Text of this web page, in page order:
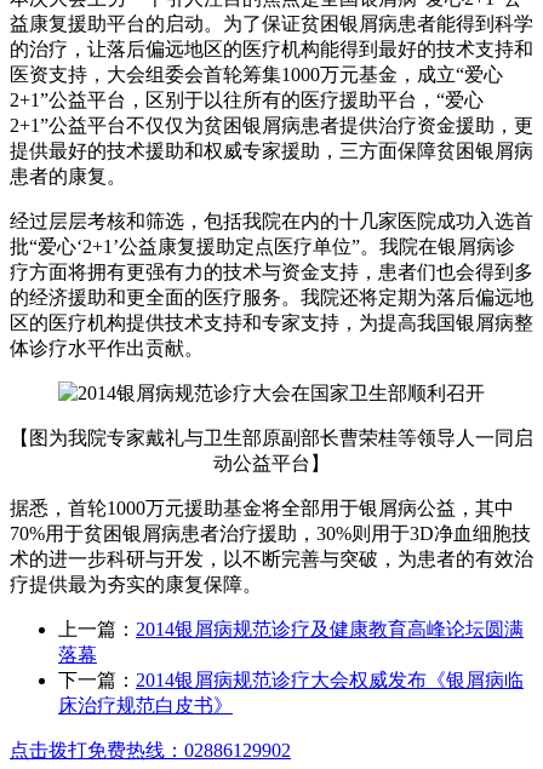
益康复援助平台的启动。为了保证贫困银屑病患者能得到科学
的治疗，让落后偏远地区的医疗机构能得到最好的技术支持和
医资支持，大会组委会首轮筹集1000万元基金，成立“爱心
2+1”公益平台，区别于以往所有的医疗援助平台，“爱心
2+1”公益平台不仅仅为贫困银屑病患者提供治疗资金援助，更
提供最好的技术援助和权威专家援助，三方面保障贫困银屑病
患者的康复。
经过层层考核和筛选，包括我院在内的十几家医院成功入选首
批“爱心‘2+1’公益康复援助定点医疗单位”。我院在银屑病诊
疗方面将拥有更强有力的技术与资金支持，患者们也会得到多
的经济援助和更全面的医疗服务。我院还将定期为落后偏远地
区的医疗机构提供技术支持和专家支持，为提高我国银屑病整
体诊疗水平作出贡献。
【图为我院专家戴礼与卫生部原副部长曹荣桂等领导人一同启
动公益平台】
据悉，首轮1000万元援助基金将全部用于银屑病公益，其中
70%用于贫困银屑病患者治疗援助，30%则用于3D净血细胞技
术的进一步科研与开发，以不断完善与突破，为患者的有效治
疗提供最为夯实的康复保障。
上一篇： 2014银屑病规范诊疗及健康教育高峰论坛圆满
落幕
下一篇： 2014银屑病规范诊疗大会权威发布《银屑病临
床治疗规范白皮书》
点击拨打免费热线：02886129902